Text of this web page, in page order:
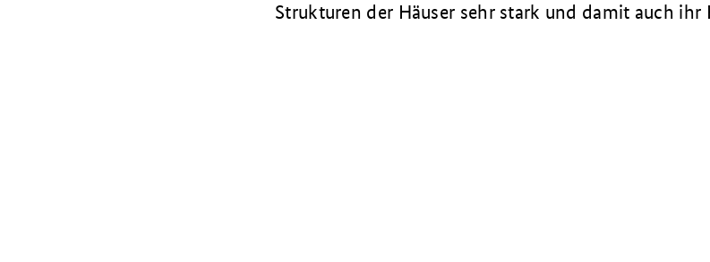
Strukturen der Häuser sehr stark und damit auch ihr